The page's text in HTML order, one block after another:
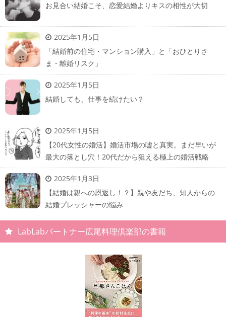
お見合い結婚こそ、恋愛結婚よりキスの相性が大切
2025年1月5日
「結婚前の住宅・マンション購入」と「おひとりさ
ま・離婚リスク」
2025年1月5日
結婚しても、仕事を続けたい？
2025年1月5日
【20代女性の婚活】婚活市場の嘘と真実。まだ早いが
最大の落とし穴！20代だから狙える極上の婚活戦略
2025年1月3日
【結婚は親への恩返し！？】親や友だち、知人からの
結婚プレッシャーの悩み
LabLabパートナー広尾料理倶楽部の書籍